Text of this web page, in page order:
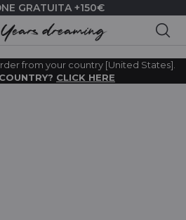
GRATUITA +150€
from your country [United States].
CLICK HERE